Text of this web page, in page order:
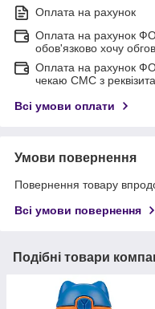
Оплата на рахунок
Оплата на рахунок
обов'язково хочу
Оплата на рахунок
чекаю СМС з
Всі умови оплати
Умови повернення
Повернення товару
Всі умови повернення
Подібні товари